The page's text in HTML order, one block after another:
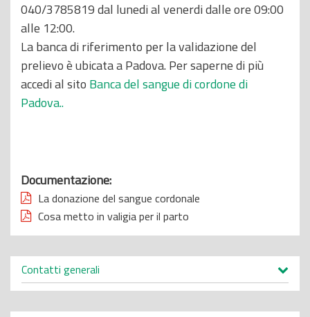
040/3785819 dal lunedi al venerdi dalle ore 09:00
alle 12:00.
La banca di riferimento per la validazione del
prelievo è ubicata a Padova. Per saperne di più
accedi al sito Banca del sangue di cordone di
Padova..
Documentazione:
La donazione del sangue cordonale
Cosa metto in valigia per il parto
Contatti generali